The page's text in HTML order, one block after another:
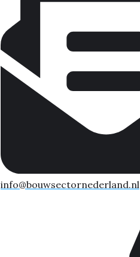
info@bouwsectornederland.nl